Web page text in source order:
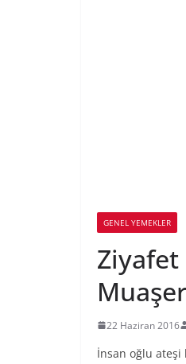
GENEL YEMEKLER
Ziyafet
22 Haziran 2016
İnsan oğlu ateşi